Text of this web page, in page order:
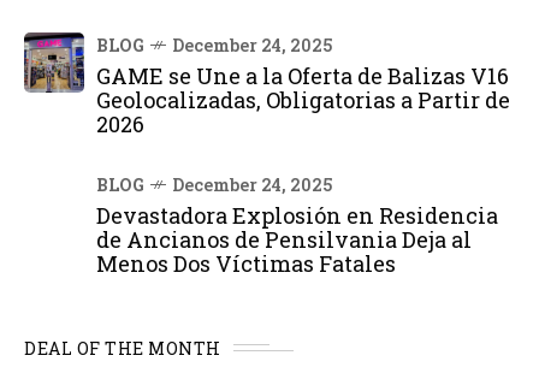
BLOG December 24, 2025
GAME se Une a la Oferta de Balizas V16
Geolocalizadas, Obligatorias a Partir de
2026
BLOG December 24, 2025
Devastadora Explosión en Residencia
de Ancianos de Pensilvania Deja al
Menos Dos Víctimas Fatales
DEAL OF THE MONTH